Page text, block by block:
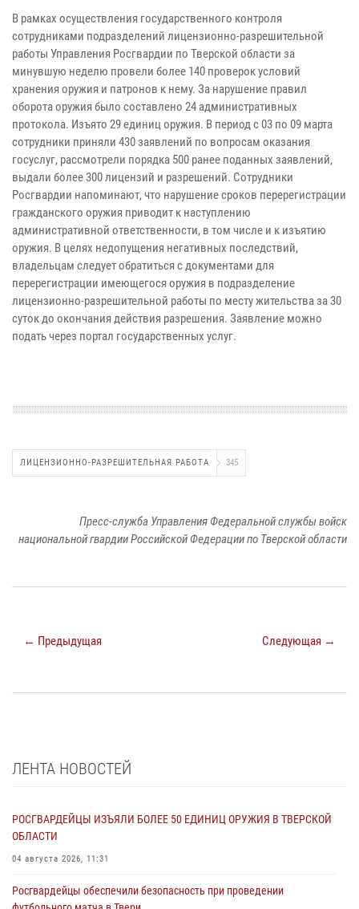
В рамках осуществления государственного контроля
сотрудниками подразделений лицензионно-разрешительной
работы Управления Росгвардии по Тверской области за
минувшую неделю провели более 140 проверок условий
хранения оружия и патронов к нему. За нарушение правил
оборота оружия было составлено 24 административных
протокола. Изъято 29 единиц оружия. В период с 03 по 09 марта
сотрудники приняли 430 заявлений по вопросам оказания
госуслуг, рассмотрели порядка 500 ранее поданных заявлений,
выдали более 300 лицензий и разрешений. Сотрудники
Росгвардии напоминают, что нарушение сроков перерегистрации
гражданского оружия приводит к наступлению
административной ответственности, в том числе и к изъятию
оружия. В целях недопущения негативных последствий,
владельцам следует обратиться с документами для
перерегистрации имеющегося оружия в подразделение
лицензионно-разрешительной работы по месту жительства за 30
суток до окончания действия разрешения. Заявление можно
подать через портал государственных услуг.
ЛИЦЕНЗИОННО-РАЗРЕШИТЕЛЬНАЯ РАБОТА 345
Пресс-служба Управления Федеральной службы войск
национальной гвардии Российской Федерации по Тверской области
← Предыдущая Следующая →
ЛЕНТА НОВОСТЕЙ
РОСГВАРДЕЙЦЫ ИЗЪЯЛИ БОЛЕЕ 50 ЕДИНИЦ ОРУЖИЯ В ТВЕРСКОЙ
ОБЛАСТИ
04 августа 2026, 11:31
Росгвардейцы обеспечили безопасность при проведении